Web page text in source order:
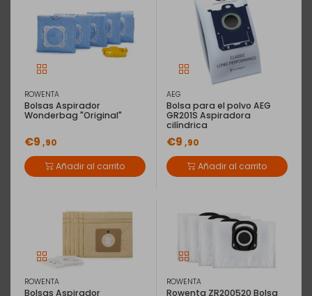
EAN: 4054278042060
Kärcher 2.863-221.0 accesorio para
hidrolimpiadora Cepillar
ROWENTA
Bolsas Aspirador
Wonderbag "Original"
€9 ,90
Añadir al carrito
AEG
Bolsa para el polvo AEG
GR201S Aspiradora
cilíndrica
€9 ,90
Añadir al carrito
ROWENTA
Bolsas Aspirador
ROWENTA
Rowenta ZR200520 Bolsa